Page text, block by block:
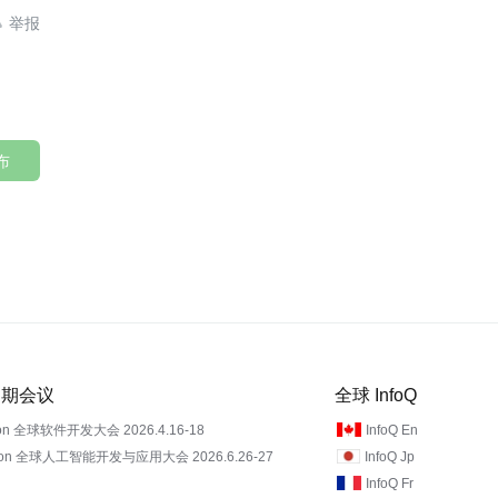
会议
全球软件开发大会 2026.4.16-18
全球人工智能开发与应用大会 2026.6.26-27
全球 InfoQ
InfoQ En
InfoQ Jp
InfoQ Fr